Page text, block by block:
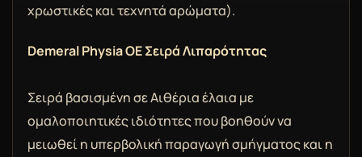
χρωστικές και τεχνητά αρώματα).
Demeral Physia OE Σειρά Λιπαρότητας
Σειρά βασισμένη σε Αιθέρια έλαια με
ομαλοποιητικές ιδιότητες που βοηθούν να
μειωθεί η υπερβολική παραγωγή σμήγματος και η